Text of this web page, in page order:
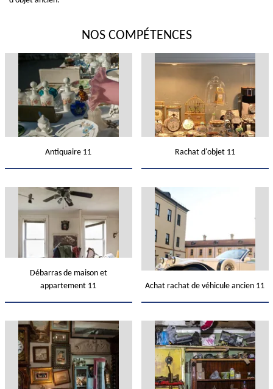
NOS COMPÉTENCES
Antiquaire 11 Rachat d'objet 11
Débarras de maison et
appartement 11
Achat rachat de véhicule ancien 11